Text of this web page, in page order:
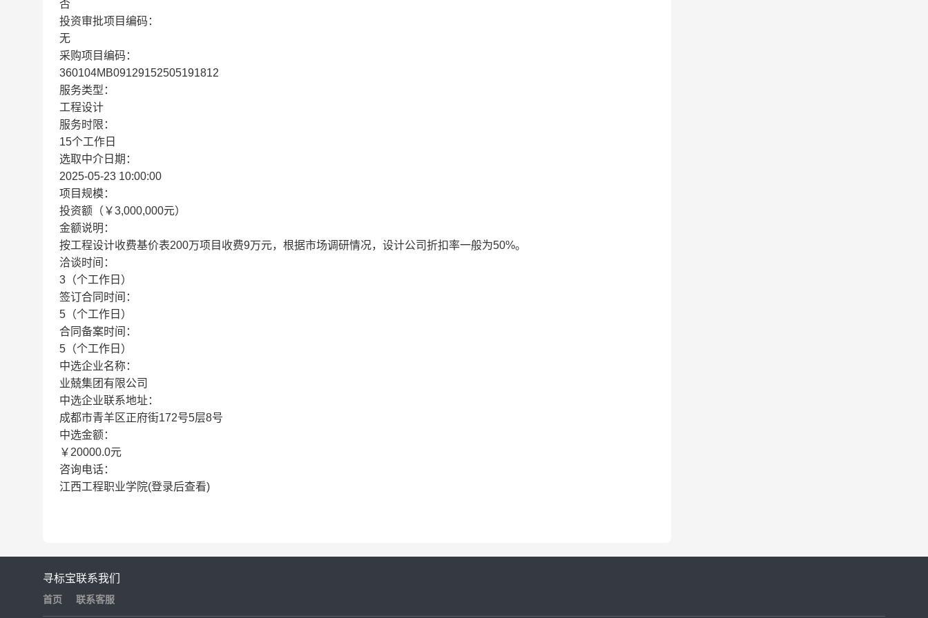
否
投资审批项目编码：
无
采购项目编码：
360104MB09129152505191812
服务类型：
工程设计
服务时限：
15个工作日
选取中介日期：
2025-05-23 10:00:00
项目规模：
投资额（￥3,000,000元）
金额说明：
按工程设计收费基价表200万项目收费9万元，根据市场调研情况，设计公司折扣率一般为50%。
洽谈时间：
3（个工作日）
签订合同时间：
5（个工作日）
合同备案时间：
5（个工作日）
中选企业名称：
业兢集团有限公司
中选企业联系地址：
成都市青羊区正府街172号5层8号
中选金额：
￥20000.0元
咨询电话：
江西工程职业学院(登录后查看)
寻标宝
首页
联系我们
联系客服